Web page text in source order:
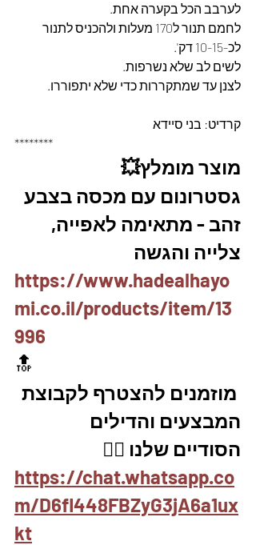
לערבב הכל בקערה אחת.
לחמם תנור ל170 מעלות ולהכניס לתנור
לכ-10-15 דק'.
לשים לב שלא נשרפות.
לצנן עד שמתקררות כדי שלא יתפוררו.
קרדיט: בני סיידא
********
מוצר מומלץ💥
גסטרונום עם מכסה בצבע
זהב - מתאימה לאפייה,
צלייה והגשה
https://www.hadealhayo
mi.co.il/products/item/13
996
🔝
מוזמנים להצטרף לקבוצת
המבצעים והדילים
הסודיים שלנו 👇🏼
https://chat.whatsapp.co
m/D6fl448FBZyG3jA6a1ux
kt